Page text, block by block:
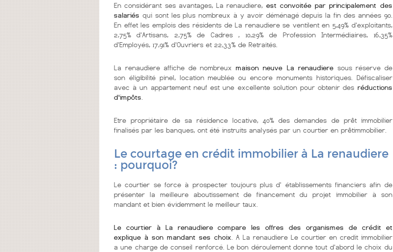
En considérant ses avantages, La renaudiere, est convoitée par principalement des
salariés qui sont les plus nombreux à y avoir déménagé depuis la fin des années 90.
En effet les emplois des résidents de La renaudiere se ventilent en 5,49% d'exploitants,
2,75% d'Artisans, 2,75% de Cadres , 10,29% de Profession Intermédiaires, 16,35%
d'Employés, 17,91% d'Ouvriers et 22,33% de Retraités.
La renaudiere affiche de nombreux maison neuve La renaudiere sous réserve de
son éligibilité pinel, location meublée ou encore monuments historiques. Défiscaliser
avec à un appartement neuf est une excellente solution pour obtenir des réductions
d'impôts
Etre propriétaire de sa résidence locative, 40% des demandes de prêt immobilier
finalisés par les banques, ont été instruits analysés par un courtier en prêtimmobilier.
Le courtage en crédit immobilier à La renaudiere
: pourquoi?
Le courtier se force à prospecter toujours plus d' établissements financiers afin de
présenter la meilleure aboutissement de financement du projet immobilier à son
mandant et bien évidemment le meilleur taux.
Le courtier à La renaudiere compare les offres des organismes de crédit et
explique à son mandant ses choix . A La renaudiere Le courtier en credit immobilier
a une charge de conseil renforcé. Le bon déroulement donne tout d'abord le choix du